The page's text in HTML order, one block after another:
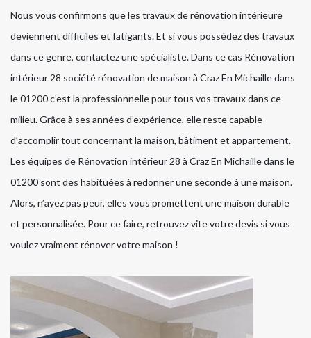
Nous vous confirmons que les travaux de rénovation intérieure
deviennent difficiles et fatigants. Et si vous possédez des travaux
dans ce genre, contactez une spécialiste. Dans ce cas Rénovation
intérieur 28 société rénovation de maison à Craz En Michaille dans
le 01200 c’est la professionnelle pour tous vos travaux dans ce
milieu. Grâce à ses années d’expérience, elle reste capable
d’accomplir tout concernant la maison, bâtiment et appartement.
Les équipes de Rénovation intérieur 28 à Craz En Michaille dans le
01200 sont des habituées à redonner une seconde à une maison.
Alors, n’ayez pas peur, elles vous promettent une maison durable
et personnalisée. Pour ce faire, retrouvez vite votre devis si vous
voulez vraiment rénover votre maison !